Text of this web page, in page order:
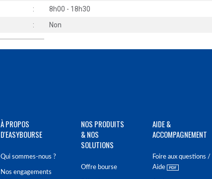
:
8h00 - 18h30
: Non
À PROPOS
D'EASYBOURSE
Qui sommes-nous ?
Nos engagements
NOS PRODUITS
& NOS
SOLUTIONS
Offre bourse
AIDE &
ACCOMPAGNEMENT
Foire aux questions /
Aide